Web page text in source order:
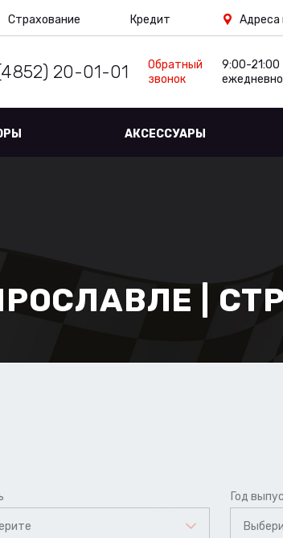
Страхование Кредит Адреса
20-01-01
Обратный
звонок
9:00-21:00
ежедневно
АКСЕССУАРЫ
|
Год